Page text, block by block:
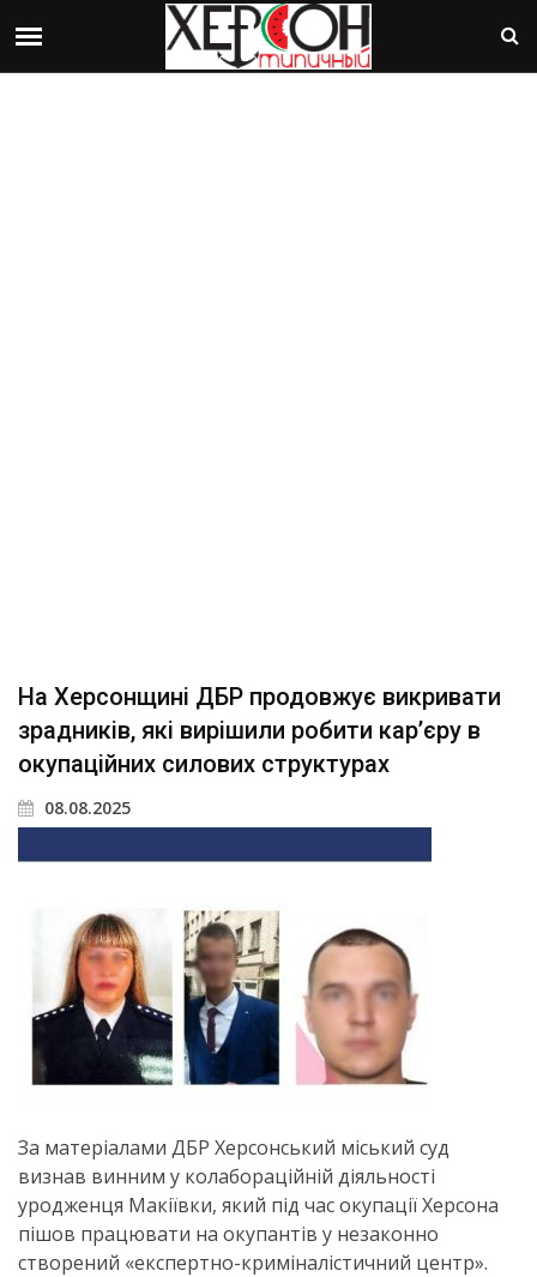
На Херсонщині ДБР продовжує викривати
зрадників, які вирішили робити кар’єру в
окупаційних силових структурах
08.08.2025
За матеріалами ДБР Херсонський міський суд
визнав винним у колабораційній діяльності
уродженця Макіївки, який під час окупації Херсона
пішов працювати на окупантів у незаконно
створений «експертно-криміналістичний центр».